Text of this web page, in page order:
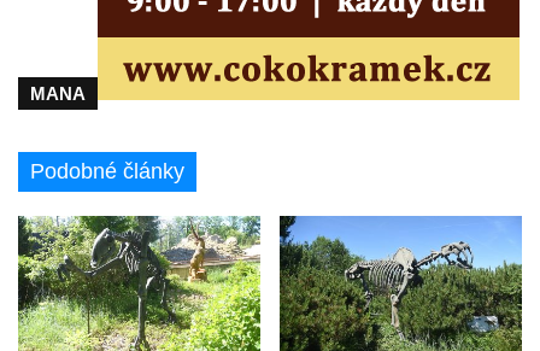
Fischera na domě čp. 5/16 na třídě 9.
Pamětní deska Johanna Neumanna
Obrázek svatého Huberta na buku svatého
Huberta
Obrázek svatého Jakuba na skále u cesty
východně od Srbské Kamenice
Busta Jana Amose Komenského na domě
čp. 37 v Račicích
MANA
Podobné články